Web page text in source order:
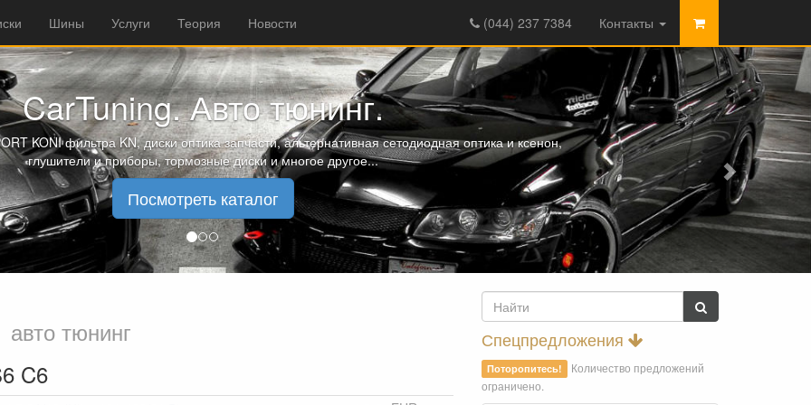
Шины Услуги Теория Новости (044) 237 7384 Контакты
CarTuning. Авто тюнинг.
KONI фильтра KN, диски оптика запчасти, альтернативная сетодиодная оптика и ксенон,
глушители и приборы, тормозные диски и многое другое...
Посмотреть каталог
авто тюнинг
C6
Спецпредложения
Поторопитесь!
Количество предложений
ограничено.